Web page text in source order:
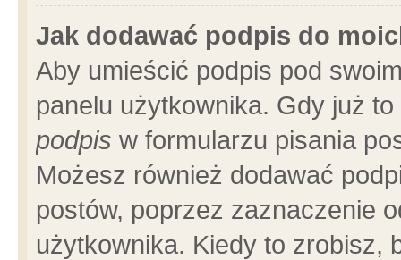
Jak dodawać podpis do
Aby umieścić podpis pod
panelu użytkownika. Gdy już
podpis w formularzu pisania
Możesz również dodawać
postów, poprzez zaznaczenie
użytkownika. Kiedy to zrobisz,